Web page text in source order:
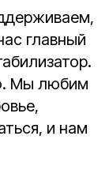
главный
Мы любим
и нам